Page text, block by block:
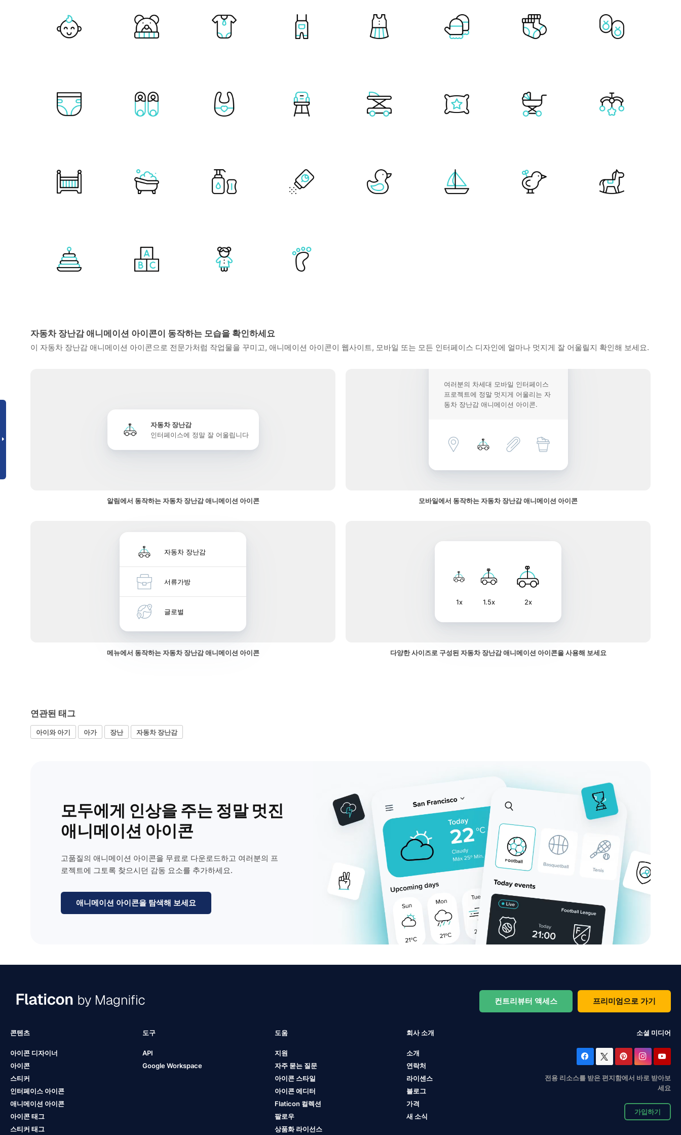
자동차 장난감 애니메이션 아이콘이 동작하는 모습을 확인하세요
이 자동차 장난감 애니메이션 아이콘으로 전문가처럼 작업물을 꾸미고, 애니메이션 아이콘이 웹사이트, 모바일 또는 모든 인터페이스 디자인에 얼마나 멋지게 잘 어울릴지 확인해 보세요.
자동차 장난감
인터페이스에 정말 잘 어울립니다
알림에서 동작하는 자동차 장난감 애니메이션 아이콘
여러분의 차세대 모바일 인터페이스
프로젝트에 정말 멋지게 어울리는 자
동차 장난감 애니메이션 아이콘.
모바일에서 동작하는 자동차 장난감 애니메이션 아이콘
자동차 장난감
서류가방
글로벌
메뉴에서 동작하는 자동차 장난감 애니메이션 아이콘
1x 1.5x 2x
다양한 사이즈로 구성된 자동차 장난감 애니메이션 아이콘을 사용해 보세요
연관된 태그
아이와 아기 아가 장난 자동차 장난감
모두에게 인상을 주는 정말 멋진
애니메이션 아이콘
고품질의 애니메이션 아이콘을 무료로 다운로드하고 여러분의 프
로젝트에 그토록 찾으시던 감동 요소를 추가하세요.
애니메이션 아이콘을 탐색해 보세요
컨트리뷰터 액세스 프리미엄으로 가기
콘텐츠
아이콘 디자이너
아이콘
스티커
인터페이스 아이콘
애니메이션 아이콘
아이콘 태그
스티커 태그
도구
API
Google Workspace
도움
지원
자주 묻는 질문
아이콘 스타일
아이콘 에디터
Flaticon 컬렉션
팔로우
상품화 라이선스
회사 소개
소개
연락처
라이센스
블로그
가격
새 소식
소셜 미디어
전용 리소스를 받은 편지함에서 바로 받아보
세요
가입하기